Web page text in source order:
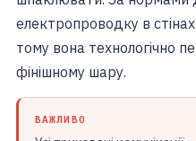
електропроводку в
тому вона технологічно
фінішному шару.
ВАЖЛИВО